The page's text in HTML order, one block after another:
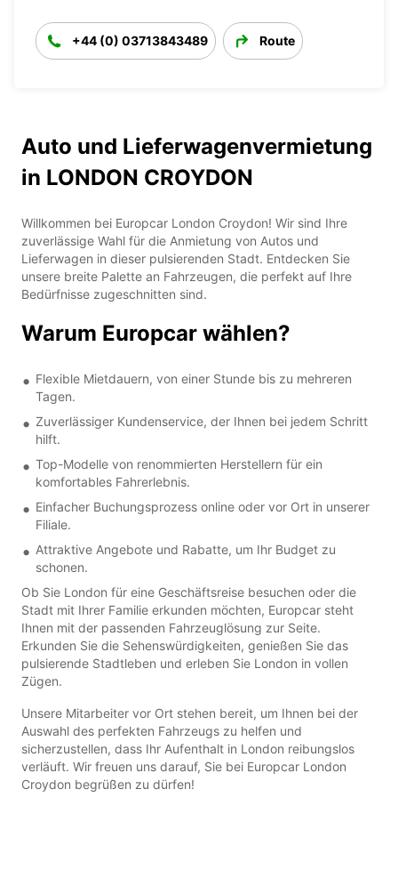
+44 (0) 03713843489 Route
Auto und Lieferwagenvermietung
in LONDON CROYDON
Willkommen bei Europcar London Croydon! Wir sind Ihre
zuverlässige Wahl für die Anmietung von Autos und
Lieferwagen in dieser pulsierenden Stadt. Entdecken Sie
unsere breite Palette an Fahrzeugen, die perfekt auf Ihre
Bedürfnisse zugeschnitten sind.
Warum Europcar wählen?
Flexible Mietdauern, von einer Stunde bis zu mehreren
Tagen.
Zuverlässiger Kundenservice, der Ihnen bei jedem Schritt
hilft.
Top-Modelle von renommierten Herstellern für ein
komfortables Fahrerlebnis.
Einfacher Buchungsprozess online oder vor Ort in unserer
Filiale.
Attraktive Angebote und Rabatte, um Ihr Budget zu
schonen.
Ob Sie London für eine Geschäftsreise besuchen oder die
Stadt mit Ihrer Familie erkunden möchten, Europcar steht
Ihnen mit der passenden Fahrzeuglösung zur Seite.
Erkunden Sie die Sehenswürdigkeiten, genießen Sie das
pulsierende Stadtleben und erleben Sie London in vollen
Zügen.
Unsere Mitarbeiter vor Ort stehen bereit, um Ihnen bei der
Auswahl des perfekten Fahrzeugs zu helfen und
sicherzustellen, dass Ihr Aufenthalt in London reibungslos
verläuft. Wir freuen uns darauf, Sie bei Europcar London
Croydon begrüßen zu dürfen!